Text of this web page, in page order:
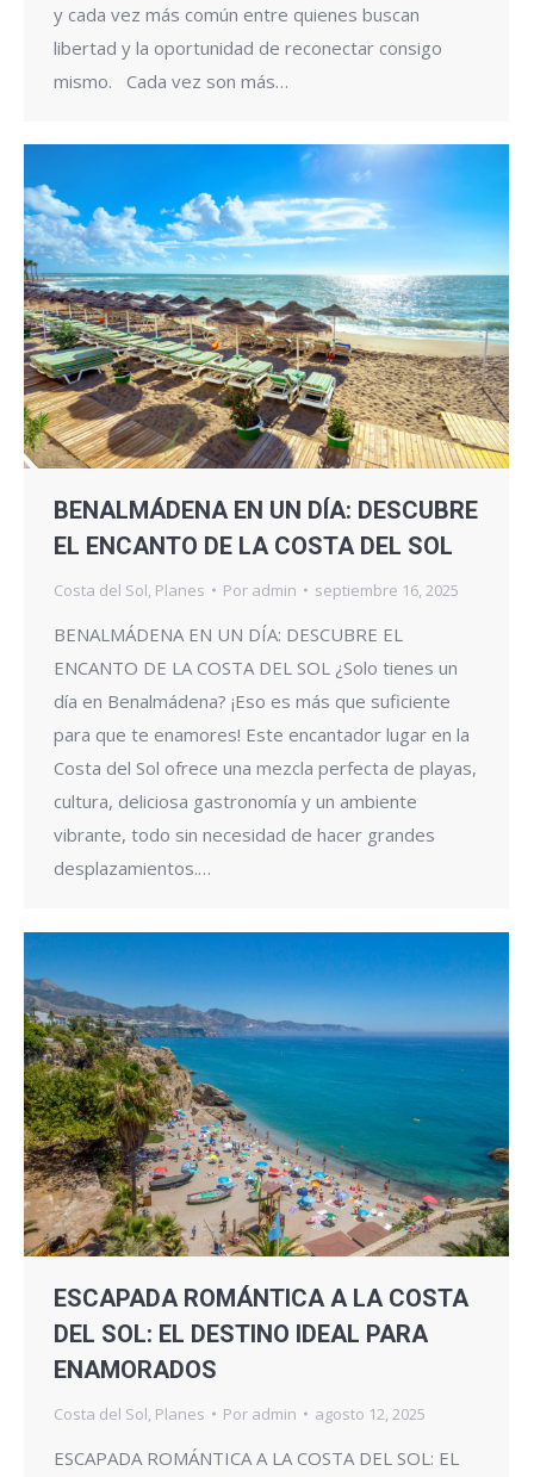
y cada vez más común entre quienes buscan
libertad y la oportunidad de reconectar consigo
mismo. Cada vez son más…
BENALMÁDENA EN UN DÍA: DESCUBRE
EL ENCANTO DE LA COSTA DEL SOL
Costa del Sol Planes Por admin septiembre 16, 2025
BENALMÁDENA EN UN DÍA: DESCUBRE EL
ENCANTO DE LA COSTA DEL SOL ¿Solo tienes un
día en Benalmádena? ¡Eso es más que suficiente
para que te enamores! Este encantador lugar en la
Costa del Sol ofrece una mezcla perfecta de playas,
cultura, deliciosa gastronomía y un ambiente
vibrante, todo sin necesidad de hacer grandes
desplazamientos.…
ESCAPADA ROMÁNTICA A LA COSTA
DEL SOL: EL DESTINO IDEAL PARA
ENAMORADOS
Costa del Sol Planes Por admin agosto 12, 2025
ESCAPADA ROMÁNTICA A LA COSTA DEL SOL: EL